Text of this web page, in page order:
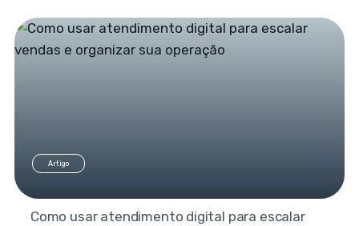
Artigo
Como usar atendimento digital para escalar